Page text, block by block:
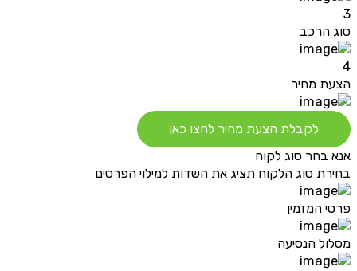
3
סוג הרכב
4
הצעת מחיר
לקבלת הצעת מחיר לחצו כאן
אנא בחר סוג לקוח
בחירת סוג הלקוח תציג את השדות למילוי הפרטים
פרטי המזמין
מסלול הנסיעה